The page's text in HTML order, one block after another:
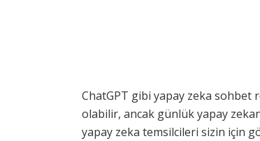
ChatGPT gibi yapay zeka sohbet
olabilir, ancak günlük yapay
yapay zeka temsilcileri sizin için